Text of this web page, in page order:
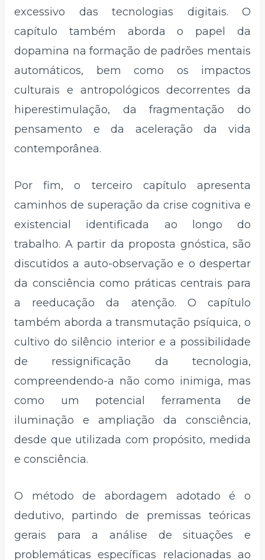
excessivo das tecnologias digitais. O
capítulo também aborda o papel da
dopamina na formação de padrões mentais
automáticos, bem como os impactos
culturais e antropológicos decorrentes da
hiperestimulação, da fragmentação do
pensamento e da aceleração da vida
contemporânea.
Por fim, o terceiro capítulo apresenta
caminhos de superação da crise cognitiva e
existencial identificada ao longo do
trabalho. A partir da proposta gnóstica, são
discutidos a auto-observação e o despertar
da consciência como práticas centrais para
a reeducação da atenção. O capítulo
também aborda a transmutação psíquica, o
cultivo do silêncio interior e a possibilidade
de ressignificação da tecnologia,
compreendendo-a não como inimiga, mas
como um potencial ferramenta de
iluminação e ampliação da consciência,
desde que utilizada com propósito, medida
e consciência.
O método de abordagem adotado é o
dedutivo, partindo de premissas teóricas
gerais para a análise de situações e
problemáticas específicas relacionadas ao